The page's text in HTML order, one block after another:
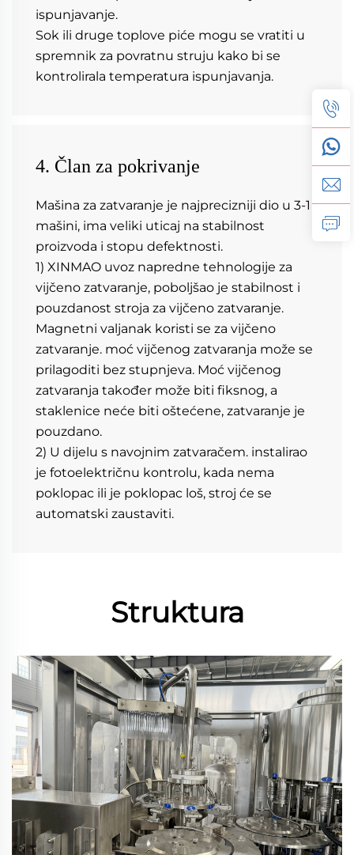
ispunjavanje.
Sok ili druge toplove piće mogu se vratiti u
spremnik za povratnu struju kako bi se
kontrolirala temperatura ispunjavanja.
4. Član za pokrivanje
Mašina za zatvaranje je najprecizniji dio u 3-1
mašini, ima veliki uticaj na stabilnost
proizvoda i stopu defektnosti.
1) XINMAO uvoz napredne tehnologije za
vijčeno zatvaranje, poboljšao je stabilnost i
pouzdanost stroja za vijčeno zatvaranje.
Magnetni valjanak koristi se za vijčeno
zatvaranje. moć vijčenog zatvaranja može se
prilagoditi bez stupnjeva. Moć vijčenog
zatvaranja također može biti fiksnog, a
staklenice neće biti oštećene, zatvaranje je
pouzdano.
2) U dijelu s navojnim zatvaračem. instalirao
je fotoelektričnu kontrolu, kada nema
poklopac ili je poklopac loš, stroj će se
automatski zaustaviti.
Struktura